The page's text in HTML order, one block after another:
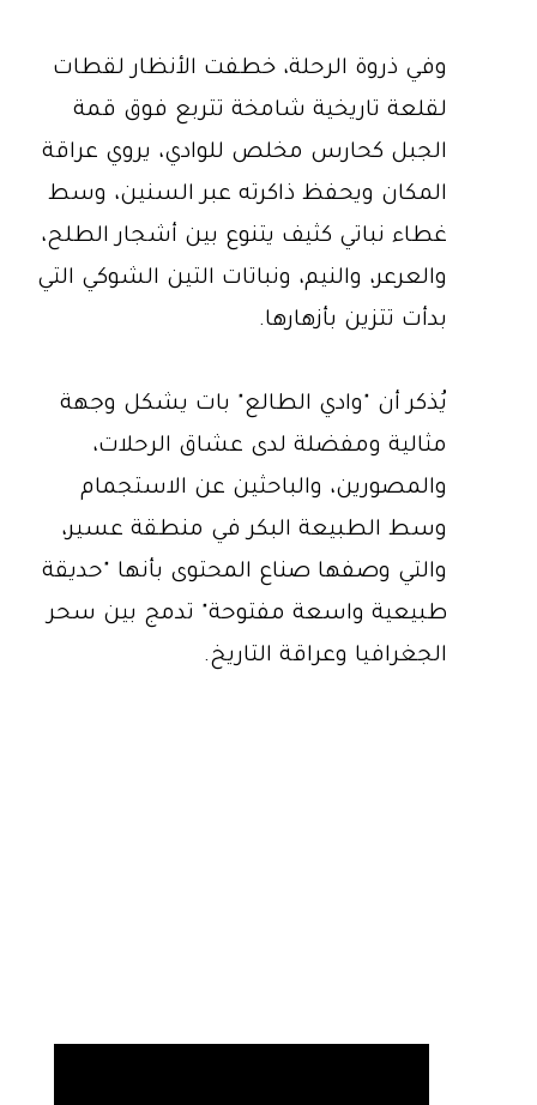
وفي ذروة الرحلة، خطفت الأنظار لقطات
لقلعة تاريخية شامخة تتربع فوق قمة
الجبل كحارس مخلص للوادي، يروي عراقة
المكان ويحفظ ذاكرته عبر السنين، وسط
غطاء نباتي كثيف يتنوع بين أشجار الطلح،
والعرعر، والنيم، ونباتات التين الشوكي التي
بدأت تتزين بأزهارها.
يُذكر أن "وادي الطالع" بات يشكل وجهة
مثالية ومفضلة لدى عشاق الرحلات،
والمصورين، والباحثين عن الاستجمام
وسط الطبيعة البكر في منطقة عسير،
والتي وصفها صناع المحتوى بأنها "حديقة
طبيعية واسعة مفتوحة" تدمج بين سحر
الجغرافيا وعراقة التاريخ.